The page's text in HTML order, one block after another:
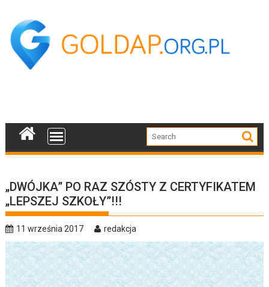
content
„DWÓJKA” PO RAZ SZÓSTY Z CERTYFIKATEM
„LEPSZEJ SZKOŁY”!!!
11 września 2017 redakcja